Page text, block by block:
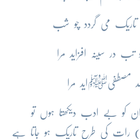
تاریک می گردد چو شب
تب در سینہ افزاید مرا
مصطفیﷺاید مرا
کو بے ادب دیکھتا ہوں تو
) رات کی طرح تاریک ہو جاتا ہے